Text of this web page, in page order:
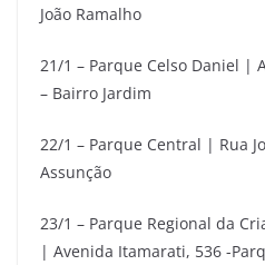
João Ramalho
21/1 – Parque Celso Daniel |
– Bairro Jardim
22/1 – Parque Central | Rua
Assunção
23/1 – Parque Regional da
| Avenida Itamarati, 536 -